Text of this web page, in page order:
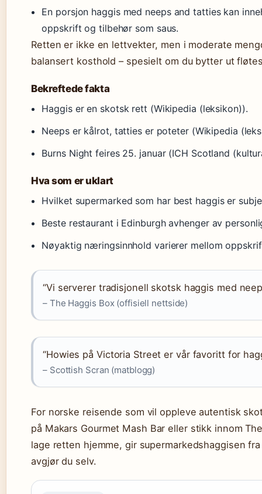
En porsjon haggis med neeps and tatties kan
oppskrift og tilbehør som saus.
Retten er ikke en lettvekter, men i moderate
balansert kosthold – spesielt om du bytter ut
Bekreftede fakta
Haggis er en skotsk rett (Wikipedia (leksikon)).
Neeps er kålrot, tatties er poteter (Wikipedia
Burns Night feires 25. januar (ICH Scotland
Hva som er uklart
Hvilket supermarked som har best haggis er
Beste restaurant i Edinburgh avhenger av
Nøyaktig næringsinnhold varierer mellom
“Vi serverer tradisjonell skotsk haggis med
– The Haggis Box (offisiell nettside)
“Howies på Victoria Street er vår favoritt for
– Scottish Scran (matblogg)
For norske reisende som vil oppleve autentisk
på Makars Gourmet Mash Bar eller stikk innom
lage retten hjemme, gir supermarkedshaggisen
avgjør du selv.